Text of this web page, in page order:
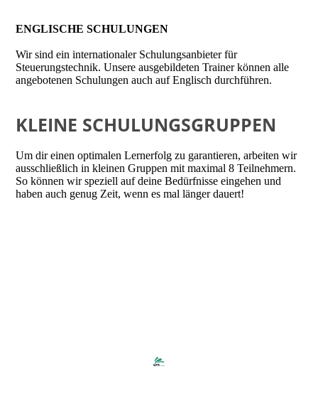
ENGLISCHE SCHULUNGEN
Wir sind ein internationaler Schulungsanbieter für
Steuerungstechnik. Unsere ausgebildeten Trainer können alle
angebotenen Schulungen auch auf Englisch durchführen.
KLEINE SCHULUNGSGRUPPEN
Um dir einen optimalen Lernerfolg zu garantieren, arbeiten wir
ausschließlich in kleinen Gruppen mit maximal 8 Teilnehmern.
So können wir speziell auf deine Bedürfnisse eingehen und
haben auch genug Zeit, wenn es mal länger dauert!